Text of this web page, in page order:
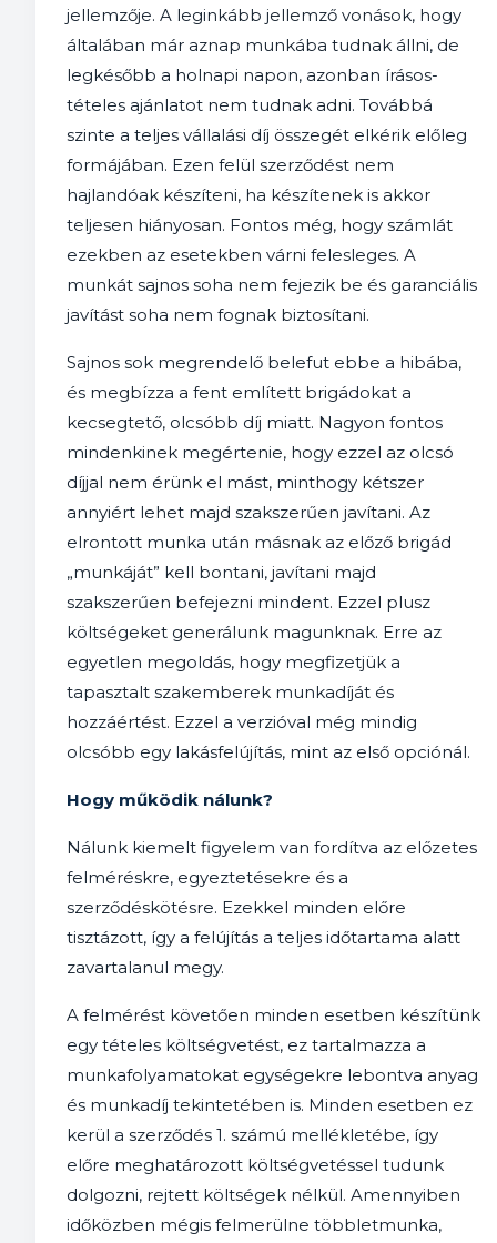
jellemzője. A leginkább jellemző vonások, hogy
általában már aznap munkába tudnak állni, de
legkésőbb a holnapi napon, azonban írásos-
tételes ajánlatot nem tudnak adni. Továbbá
szinte a teljes vállalási díj összegét elkérik előleg
formájában. Ezen felül szerződést nem
hajlandóak készíteni, ha készítenek is akkor
teljesen hiányosan. Fontos még, hogy számlát
ezekben az esetekben várni felesleges. A
munkát sajnos soha nem fejezik be és garanciális
javítást soha nem fognak biztosítani.
Sajnos sok megrendelő belefut ebbe a hibába,
és megbízza a fent említett brigádokat a
kecsegtető, olcsóbb díj miatt. Nagyon fontos
mindenkinek megértenie, hogy ezzel az olcsó
díjjal nem érünk el mást, minthogy kétszer
annyiért lehet majd szakszerűen javítani. Az
elrontott munka után másnak az előző brigád
„munkáját” kell bontani, javítani majd
szakszerűen befejezni mindent. Ezzel plusz
költségeket generálunk magunknak. Erre az
egyetlen megoldás, hogy megfizetjük a
tapasztalt szakemberek munkadíját és
hozzáértést. Ezzel a verzióval még mindig
olcsóbb egy lakásfelújítás, mint az első opciónál.
Hogy működik nálunk?
Nálunk kiemelt figyelem van fordítva az előzetes
felméréskre, egyeztetésekre és a
szerződéskötésre. Ezekkel minden előre
tisztázott, így a felújítás a teljes időtartama alatt
zavartalanul megy.
A felmérést követően minden esetben készítünk
egy tételes költségvetést, ez tartalmazza a
munkafolyamatokat egységekre lebontva anyag
és munkadíj tekintetében is. Minden esetben ez
kerül a szerződés 1. számú mellékletébe, így
előre meghatározott költségvetéssel tudunk
dolgozni, rejtett költségek nélkül. Amennyiben
időközben mégis felmerülne többletmunka,